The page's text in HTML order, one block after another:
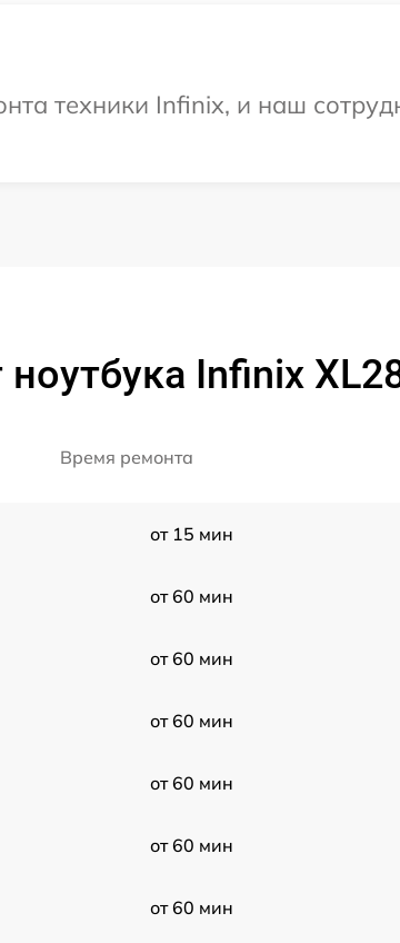
техники Infinix, и наш
Infinix
Время ремонта
от 15 мин
от 60 мин
от 60 мин
от 60 мин
от 60 мин
от 60 мин
от 60 мин